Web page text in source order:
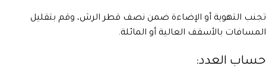
تجنب التهوية أو الإضاءة ضمن نصف قطر الرش، وقم بتقليل
المسافات بالأسقف العالية أو المائلة.
حساب العدد: